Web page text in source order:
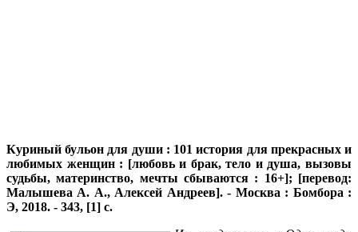
Куриный бульон для души: 101 история для прекрасных и
любимых женщин : [любовь и брак, тело и душа, вызовы
судьбы, материнство, мечты сбываются : 16+]; [перевод:
Малышева А. А., Алексей Андреев]. - Москва : Бомбора :
Э, 2018. - 343, [1] с.